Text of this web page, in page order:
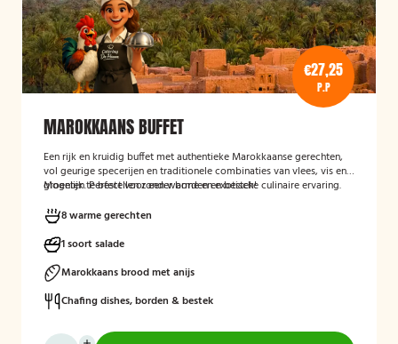
€27,25
P.P
MAROKKAANS BUFFET
Een rijk en kruidig buffet met authentieke Marokkaanse gerechten,
vol geurige specerijen en traditionele combinaties van vlees, vis en
groenten. Perfect voor een warme en exotische culinaire ervaring.
Mogelijk te bestellen zonder borden en bestek!
8 warme gerechten
1 soort salade
Marokkaans brood met anijs
Chafing dishes, borden & bestek